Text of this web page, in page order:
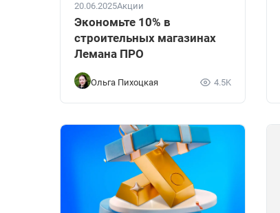
20.06.2025Акции
Экономьте 10% в
строительных магазинах
Лемана ПРО
Ольга Пихоцкая 4.5K